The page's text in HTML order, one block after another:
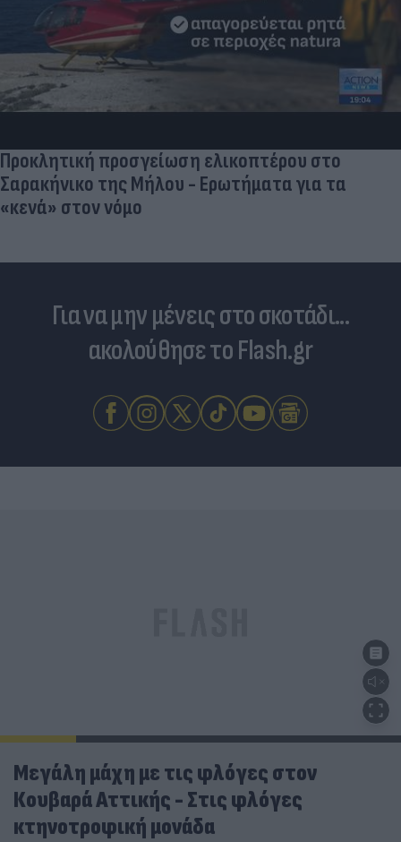
Προκλητική προσγείωση ελικοπτέρου στο
Σαρακήνικο της Μήλου - Ερωτήματα για τα
«κενά» στον νόμο
Για να μην μένεις στο σκοτάδι...
ακολούθησε το Flash.gr
Μεγάλη μάχη με τις φλόγες στον
Κουβαρά Αττικής - Στις φλόγες
κτηνοτροφική μονάδα